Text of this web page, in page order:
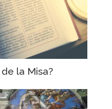
la Misa?